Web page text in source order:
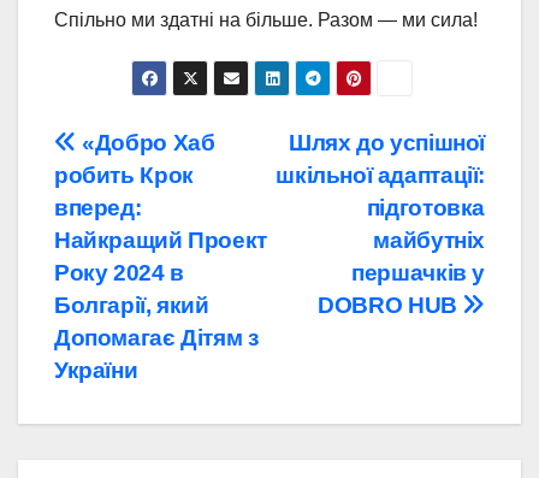
Спільно ми здатні на більше. Разом — ми сила!
Навигация
по
записям
Шлях до успішної
шкільної адаптації:
підготовка
майбутніх
першачків у
DOBRO HUB
«Добро Хаб
робить Крок
вперед:
Найкращий Проект
Року 2024 в
Болгарії, який
Допомагає Дітям з
України